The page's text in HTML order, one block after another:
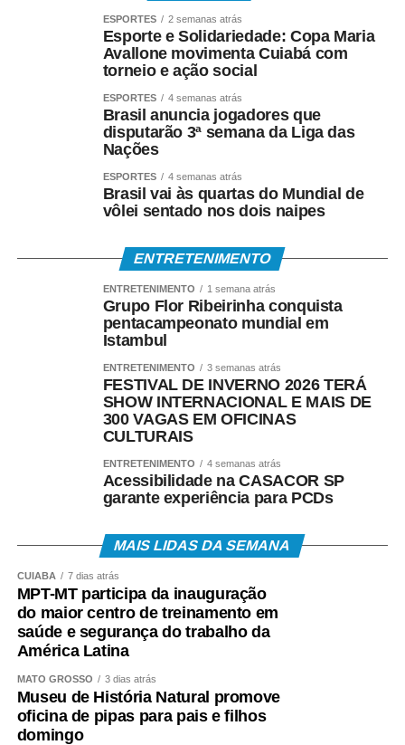
ESPORTES 2 semanas atrás
Esporte e Solidariedade: Copa Maria
Avallone movimenta Cuiabá com
torneio e ação social
ESPORTES 4 semanas atrás
Brasil anuncia jogadores que
disputarão 3ª semana da Liga das
Nações
ESPORTES 4 semanas atrás
Brasil vai às quartas do Mundial de
vôlei sentado nos dois naipes
ENTRETENIMENTO
ENTRETENIMENTO 1 semana atrás
Grupo Flor Ribeirinha conquista
pentacampeonato mundial em
Istambul
ENTRETENIMENTO 3 semanas atrás
FESTIVAL DE INVERNO 2026 TERÁ
SHOW INTERNACIONAL E MAIS DE
300 VAGAS EM OFICINAS
CULTURAIS
ENTRETENIMENTO 4 semanas atrás
Acessibilidade na CASACOR SP
garante experiência para PCDs
MAIS LIDAS DA SEMANA
CUIABÁ 7 dias atrás
MPT-MT participa da inauguração
do maior centro de treinamento em
saúde e segurança do trabalho da
América Latina
MATO GROSSO 3 dias atrás
Museu de História Natural promove
oficina de pipas para pais e filhos
domingo